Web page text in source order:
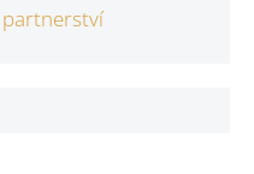
partnerství